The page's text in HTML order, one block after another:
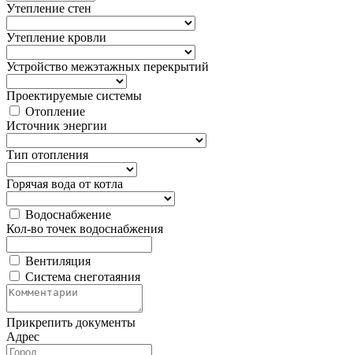
Утепление стен
Утепление кровли
Устройство межэтажных перекрытий
Проектируемые системы
Отопление
Источник энергии
Тип отопления
Горячая вода от котла
Водоснабжение
Кол-во точек водоснабжения
Вентиляция
Система снеготаяния
Прикрепить документы
Адрес